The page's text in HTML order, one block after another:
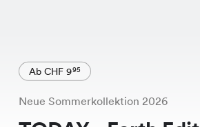
Ab CHF 995
Neue Sommerkollektion 2026